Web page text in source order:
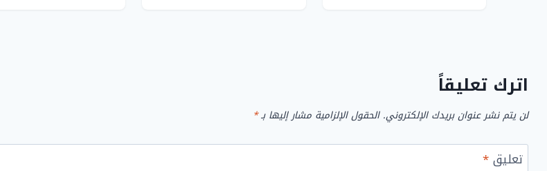
اترك تعليقاً
لن يتم نشر عنوان بريدك الإلكتروني. الحقول الإلزامية مشار إليها بـ*
تعليق*